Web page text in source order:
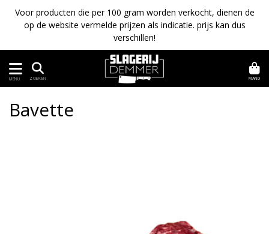
Voor producten die per 100 gram worden verkocht, dienen de
op de website vermelde prijzen als indicatie. prijs kan dus
verschillen!
MENU ZOEKEN MAND
Bavette